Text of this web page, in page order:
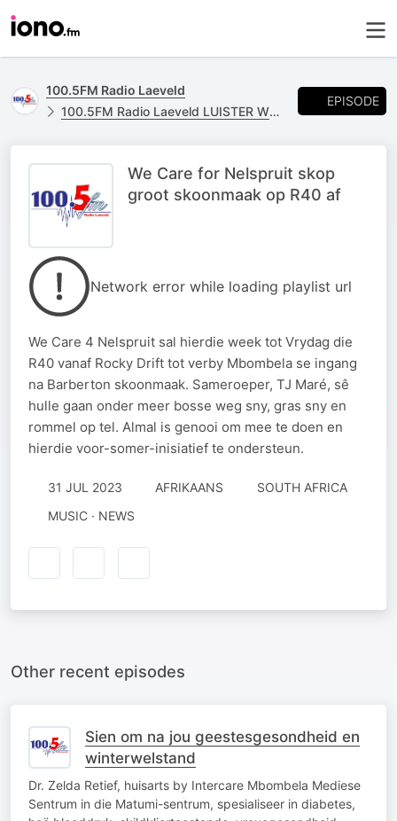
100.5FM Radio Laeveld
100.5FM Radio Laeveld LUISTER WEER
EPISODE
We Care for Nelspruit skop
groot skoonmaak op R40 af
Network error while loading playlist url
We Care 4 Nelspruit sal hierdie week tot Vrydag die
R40 vanaf Rocky Drift tot verby Mbombela se ingang
na Barberton skoonmaak. Sameroeper, TJ Maré, sê
hulle gaan onder meer bosse weg sny, gras sny en
rommel op tel. Almal is genooi om mee te doen en
hierdie voor-somer-inisiatief te ondersteun.
31 JUL 2023 AFRIKAANS
SOUTH AFRICA
MUSIC · NEWS
Other recent episodes
Sien om na jou geestesgesondheid en
winterwelstand
Dr. Zelda Retief, huisarts by Intercare Mbombela Mediese
Sentrum in die Matumi-sentrum, spesialiseer in diabetes,